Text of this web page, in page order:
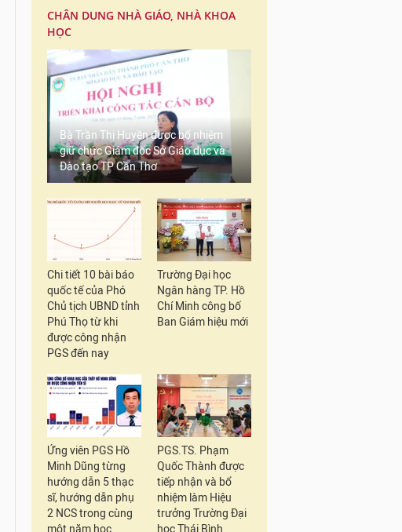
CHÂN DUNG NHÀ GIÁO, NHÀ KHOA
HỌC
Bà Trần Thị Huyền được bổ nhiệm
giữ chức Giám đốc Sở Giáo dục và
Đào tạo TP Cần Thơ
Chi tiết 10 bài báo
quốc tế của Phó
Chủ tịch UBND tỉnh
Phú Thọ từ khi
được công nhận
PGS đến nay
Trường Đại học
Ngân hàng TP. Hồ
Chí Minh công bố
Ban Giám hiệu mới
Ứng viên PGS Hồ
Minh Dũng từng
hướng dẫn 5 thạc
sĩ, hướng dẫn phụ
2 NCS trong cùng
một năm học
PGS.TS. Phạm
Quốc Thành được
tiếp nhận và bổ
nhiệm làm Hiệu
trưởng Trường Đại
học Thái Bình